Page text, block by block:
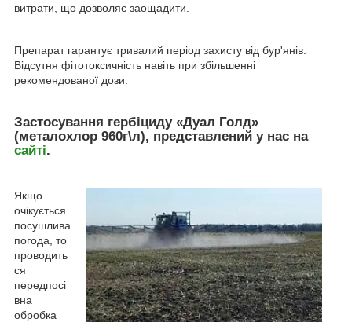
витрати, що дозволяє заощадити.
Препарат гарантує тривалий період захисту від бур'янів.
Відсутня фітотоксичність навіть при збільшенні
рекомендованої дози.
Застосування гербіциду «Дуал Голд»
(металохлор 960г\л), представлений у нас на
сайті.
Якщо
очікується
посушлива
погода, то
проводить
ся
передпосі
вна
обробка